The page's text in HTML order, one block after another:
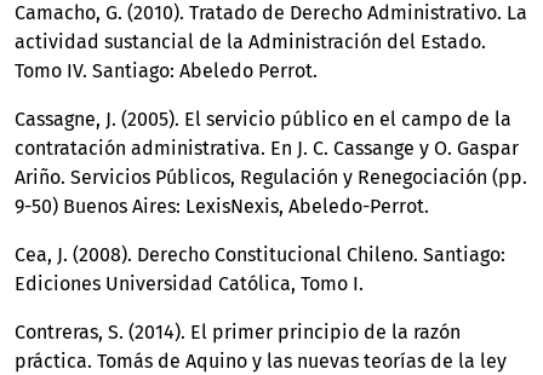
Camacho, G. (2010). Tratado de Derecho Administrativo. La
actividad sustancial de la Administración del Estado.
Tomo IV. Santiago: Abeledo Perrot.
Cassagne, J. (2005). El servicio público en el campo de la
contratación administrativa. En J. C. Cassange y O. Gaspar
Ariño. Servicios Públicos, Regulación y Renegociación (pp.
9-50) Buenos Aires: LexisNexis, Abeledo-Perrot.
Cea, J. (2008). Derecho Constitucional Chileno. Santiago:
Ediciones Universidad Católica, Tomo I.
Contreras, S. (2014). El primer principio de la razón
práctica. Tomás de Aquino y las nuevas teorías de la ley